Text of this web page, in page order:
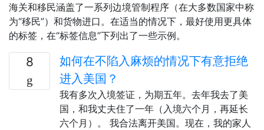
海关和移民涵盖了一系列边境管制程序（在大多数国家中称
为“移民”）和货物进口。在适当的情况下，最好使用更具体
的标签，在“标签信息”下列出了一些示例。
8
如何在不陷入麻烦的情况下有意拒绝
进入美国？
我有多次入境签证，为期五年。去年我去了美
国，和我丈夫住了一年（入境六个月，再延长
六个月）。 我合法离开美国。现在，我的家人